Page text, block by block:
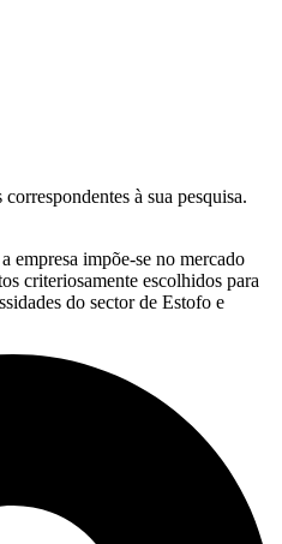
à sua pesquisa.
empresa impõe-se no mercado
criteriosamente escolhidos para
do sector de Estofo e